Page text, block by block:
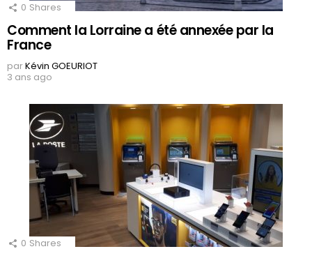
0 Shares
Comment la Lorraine a été annexée par la
France
parKévin GOEURIOT
3 ans ago
0 Shares